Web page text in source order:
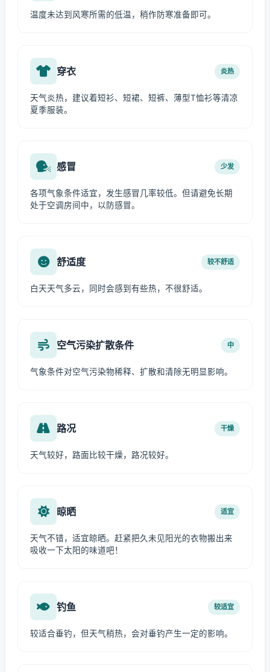
温度未达到风寒所需的低温，稍作防寒准备即可。
穿衣 炎热
天气炎热，建议着短衫、短裙、短裤、薄型T恤衫等清凉
夏季服装。
感冒 少发
各项气象条件适宜，发生感冒几率较低。但请避免长期
处于空调房间中，以防感冒。
舒适度 较不舒适
白天天气多云，同时会感到有些热，不很舒适。
空气污染扩散条件 中
气象条件对空气污染物稀释、扩散和清除无明显影响。
路况 干燥
天气较好，路面比较干燥，路况较好。
晾晒 适宜
天气不错，适宜晾晒。赶紧把久未见阳光的衣物搬出来
吸收一下太阳的味道吧！
钓鱼 较适宜
较适合垂钓，但天气稍热，会对垂钓产生一定的影响。